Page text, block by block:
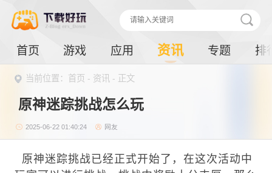
首页 游戏 应用 资讯 专题 排
当前位置： 首页 - 资讯 - 正文
原神迷踪挑战怎么玩
2025-06-22 01:40:24 网友
原神迷踪挑战已经正式开始了，在这次活动中